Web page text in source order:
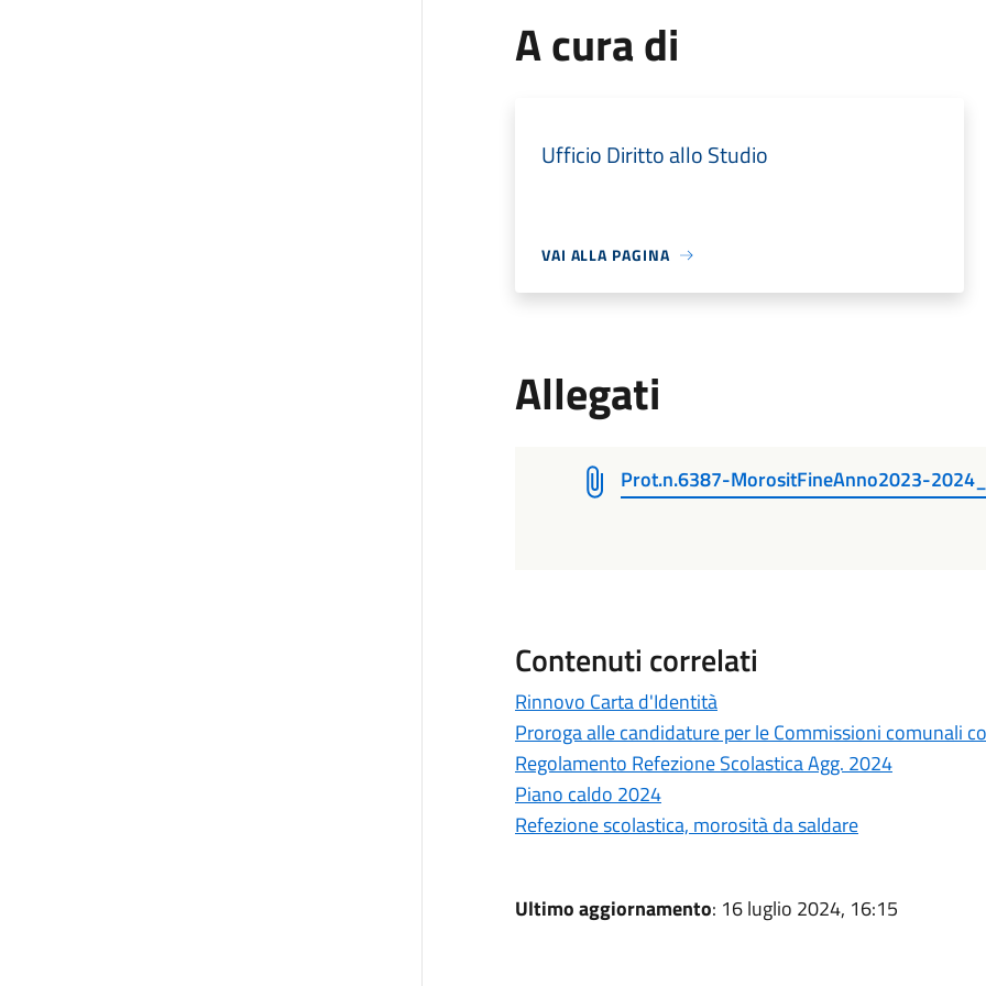
A cura di
Ufficio Diritto allo Studio
VAI ALLA PAGINA
Allegati
Prot.n.6387-MorositFineAnno2023-
Contenuti correlati
Rinnovo Carta d'Identità
Proroga alle candidature per le Commissioni comunali
Regolamento Refezione Scolastica Agg. 2024
Piano caldo 2024
Refezione scolastica, morosità da saldare
Ultimo aggiornamento: 16 luglio 2024, 16:15